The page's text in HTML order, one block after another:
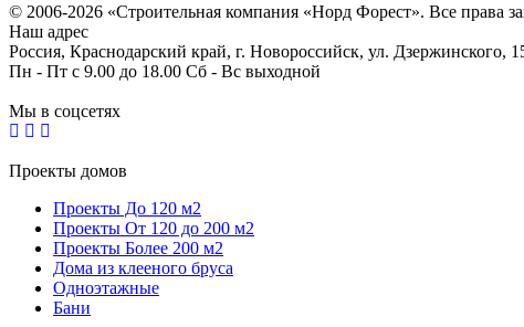
© 2006-2026 «Строительная компания «Норд Форест». Все права
Наш адрес
Россия, Краснодарский край, г. Новороссийск, ул. Дзержинского,
Пн - Пт с 9.00 до 18.00 Сб - Вс выходной
Мы в соцсетях
Проекты домов
Проекты До 120 м2
Проекты От 120 до 200 м2
Проекты Более 200 м2
Дома из клееного бруса
Одноэтажные
Бани